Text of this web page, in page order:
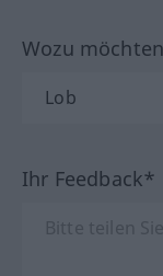
Wozu
Ihr Feedback*